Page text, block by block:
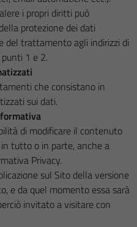
i propri diritti può
protezione dei dati
del trattamento agli indirizzi di
1 e 2.
che consistano in
sui dati.
di modificare il contenuto
tutto o in parte, anche a
Privacy.
sul Sito della versione
e da quel momento essa sarà
invitato a visitare con